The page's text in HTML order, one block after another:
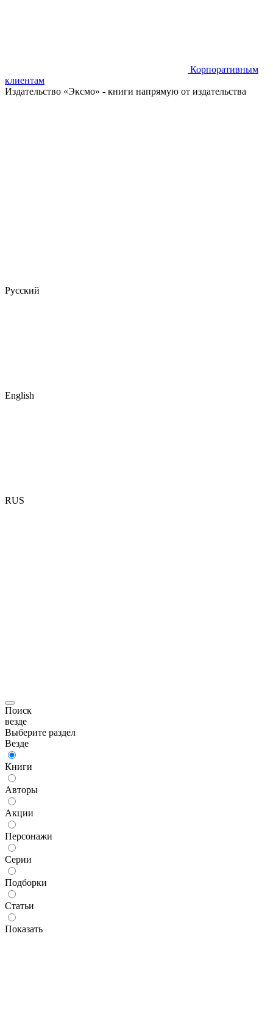
Корпоративным
клиентам
Издательство «Эксмо» - книги напрямую от издательства
Русский
English
RUS
Поиск
везде
Выберите раздел
Везде
Книги
Авторы
Акции
Персонажи
Серии
Подборки
Статьи
Показать